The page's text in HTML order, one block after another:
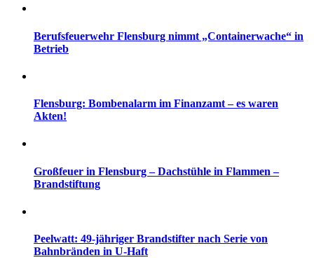
Berufsfeuerwehr Flensburg nimmt „Containerwache“ in
Betrieb
Flensburg: Bombenalarm im Finanzamt – es waren
Akten!
Großfeuer in Flensburg – Dachstühle in Flammen –
Brandstiftung
Peelwatt: 49-jähriger Brandstifter nach Serie von
Bahnbränden in U-Haft